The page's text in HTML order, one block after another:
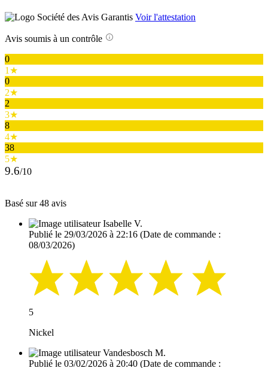
Voir l'attestation
Avis soumis à un contrôle
0
1★
0
2★
2
3★
8
4★
38
5★
9.6/10
Basé sur 48 avis
Isabelle V.
Publié le 29/03/2026 à 22:16 (Date de commande :
08/03/2026)
5
Nickel
Vandesbosch M.
Publié le 03/02/2026 à 20:40 (Date de commande :